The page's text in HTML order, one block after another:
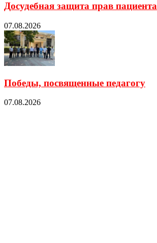
Досудебная защита прав пациента
07.08.2026
Победы, посвященные педагогу
07.08.2026